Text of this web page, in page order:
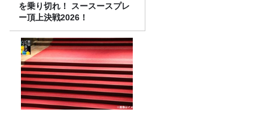
を乗り切れ！ スースースプレ
ー頂上決戦2026！